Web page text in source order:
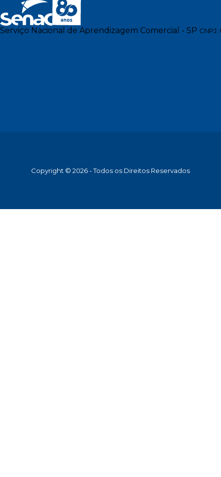
Serviço Nacional de Aprendizagem Comercial - SP
Copyright © 2026 - Todos os Direitos Reservados